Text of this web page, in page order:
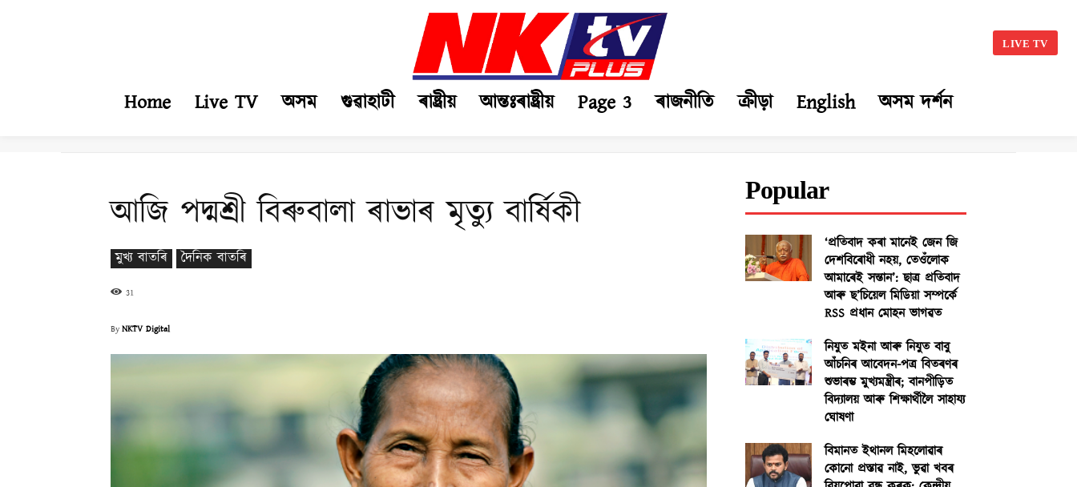
LIVE TV
Home Live TV অসম গুৱাহাটী ৰাষ্ট্ৰীয় আন্তঃৰাষ্ট্ৰীয় Page 3 ৰাজনীতি ক্ৰীড়া English অসম দৰ্শন
আজি পদ্মশ্ৰী বিৰুবালা ৰাভাৰ মৃত্যু বাৰ্ষিকী
মুখ্য বাতৰি দৈনিক বাতৰি
31
ByNKTV Digital
Popular
‘প্ৰতিবাদ কৰা মানেই জেন জি
দেশবিৰোধী নহয়, তেওঁলোক
আমাৰেই সন্তান’: ছাত্ৰ প্ৰতিবাদ
আৰু ছ’চিয়েল মিডিয়া সম্পৰ্কে
RSS প্ৰধান মোহন ভাগৱত
নিযুত মইনা আৰু নিযুত বাবু
আঁচনিৰ আবেদন-পত্ৰ বিতৰণৰ
শুভাৰম্ভ মুখ্যমন্ত্ৰীৰ; বানপীড়িত
বিদ্যালয় আৰু শিক্ষাৰ্থীলৈ সাহায্য
ঘোষণা
বিমানত ইথানল মিহলোৱাৰ
কোনো প্ৰস্তাৱ নাই, ভুৱা খবৰ